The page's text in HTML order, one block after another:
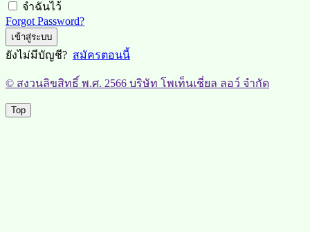
จำฉันไว้
Forgot Password?
เข้าสู่ระบบ
ยังไม่มีบัญชี? สมัครตอนนี้
© สงวนลิขสิทธิ์ พ.ศ. 2566 บริษัท โพเท็นเชี่ยล ลอว์ จำกัด
Top